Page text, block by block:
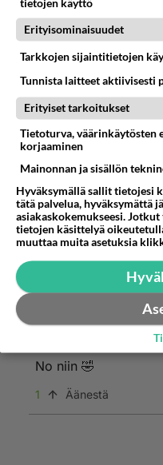
Anonyymi00018
Se piirtää jolla on
Äänestä
Anonyymi00048
Lind tykkäs
Äänestä
Anonyymi00053
2026-06-08
Se piirtää jolla on liitua.
No niin 🤣
1 Äänestä
tietojen käyttö
Erityisominaisuudet
Tarkkojen sijaintitietojen
Tunnista laitteet aktiivisesti
Erityiset tarkoitukset
Tietoturva, väärinkäytösten
korjaaminen
Mainonnan ja sisällön
Hyväksymällä sallit tietojesi
tätä palvelua, hyväksymättä
asiakaskokemukseesi.
tietojen käsittelyä
muuttaa muita asetuksia